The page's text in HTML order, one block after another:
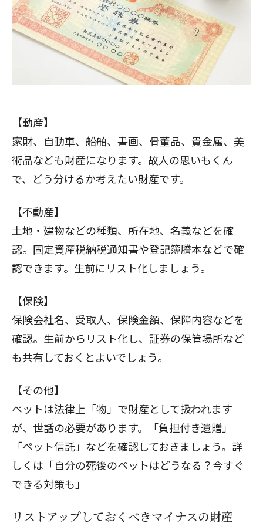
【動産】
家財、自動車、船舶、書画、骨董品、貴金属、美
術品なども財産になります。故人の思いもくん
で、どう分けるか考えたい財産です。
【不動産】
土地・建物などの種類、所在地、名義などを確
認。固定資産税納税通知書や登記簿謄本などで確
認できます。生前にリスト化しましょう。
【保険】
保険会社名、受取人、保険金額、保障内容などを
確認。生前からリスト化し、証券の保管場所など
も共有しておくとよいでしょう。
【その他】
ペットは法律上「物」で財産として扱われます
が、世話の必要があります。「負担付き遺贈」
「ペット信託」などを確認しておきましょう。詳
しくは「自分の死後のペットはどうなる？今すぐ
できる対策も 」
リストアップしておくべきマイナスの財産